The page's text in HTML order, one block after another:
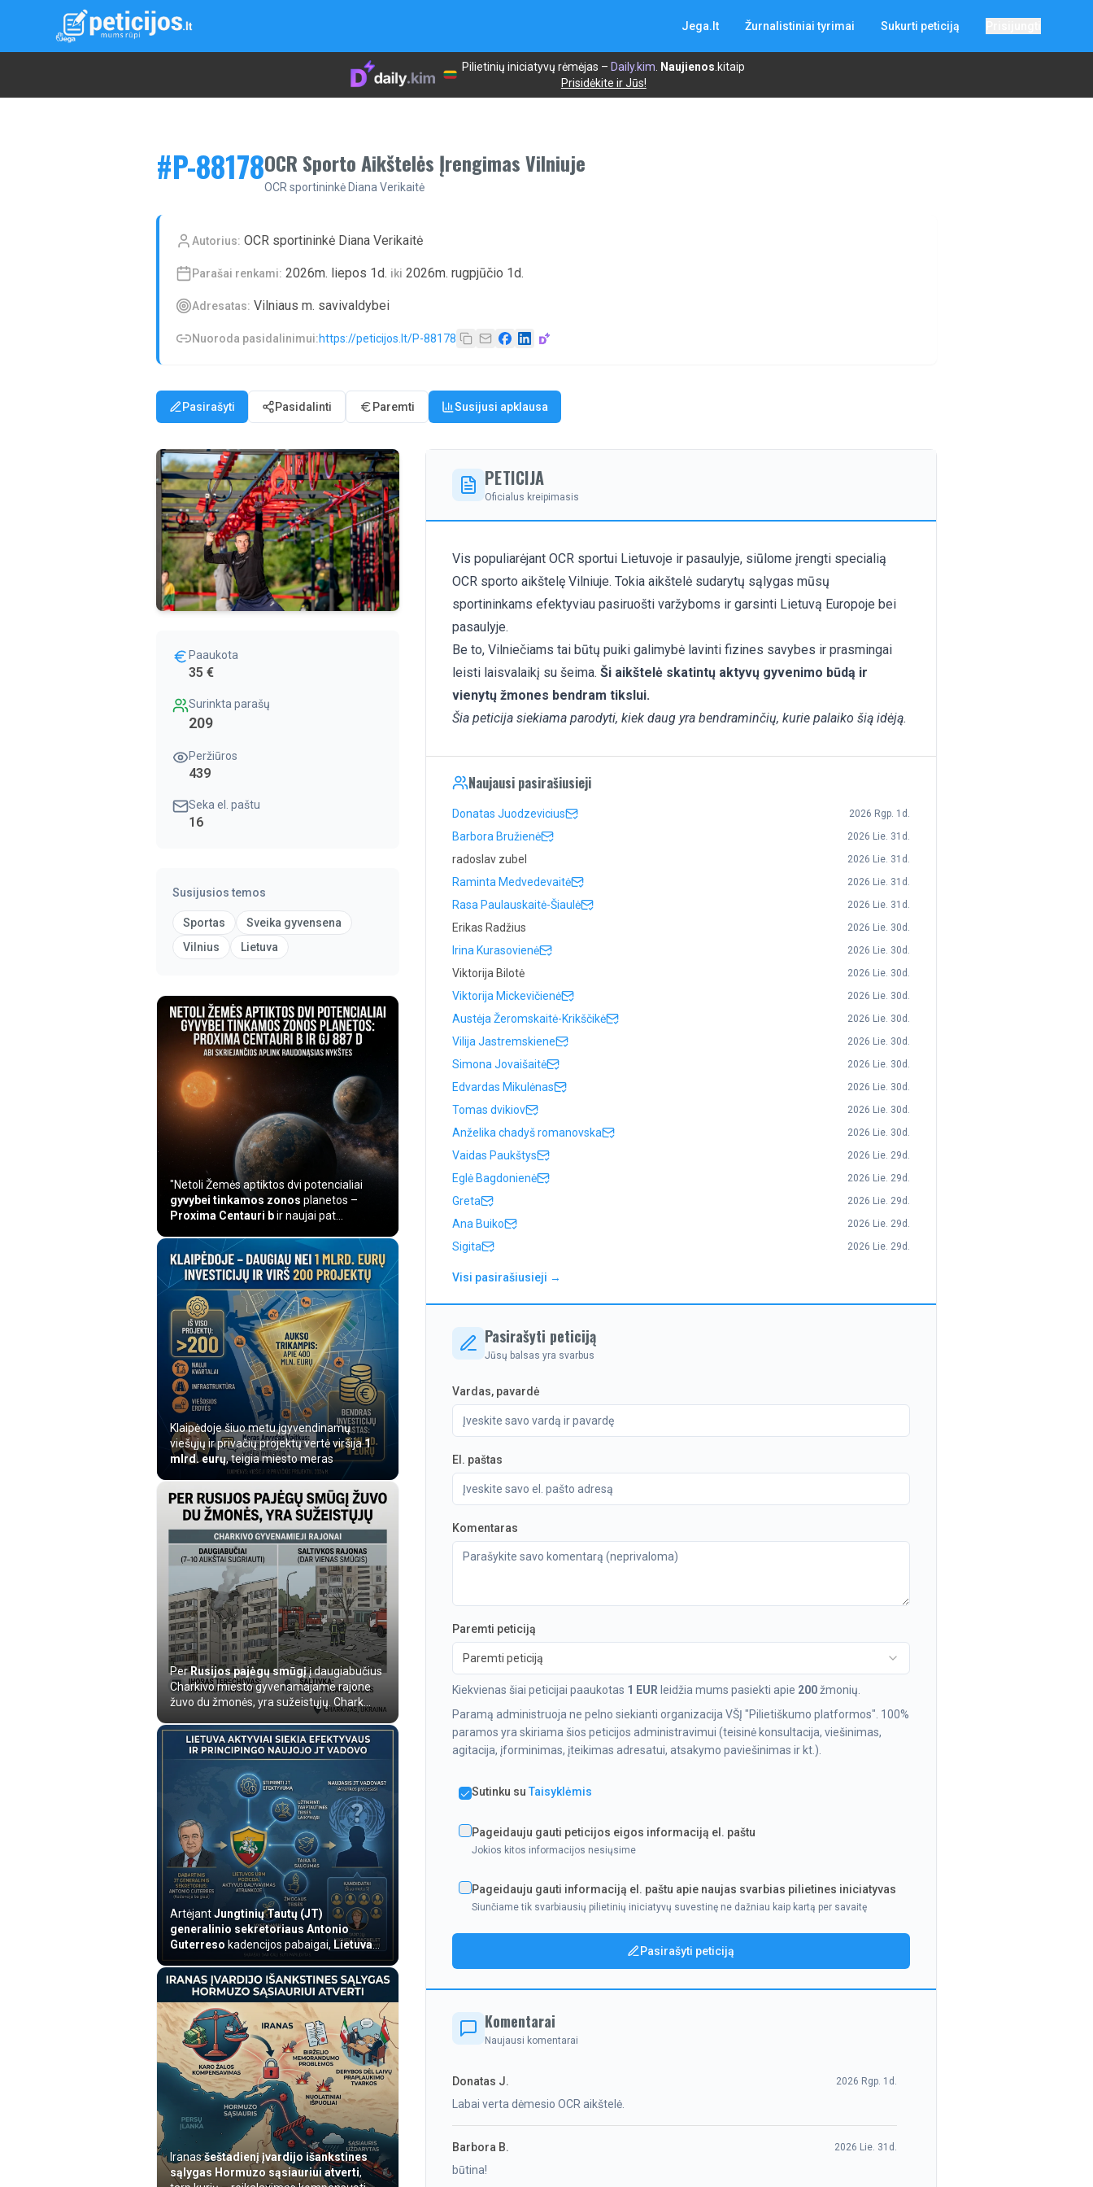
Jega.lt Žurnalistiniai tyrimai Sukurti peticiją
Pilietinių iniciatyvų rėmėjas – Daily.kim Naujienos .kitaip
Prisidėkite ir Jūs!
#P-88178OCR Sporto Aikštelės Įrengimas Vilniuje
OCR sportininkė Diana Verikaitė
Autorius: OCR sportininkė Diana Verikaitė
Parašai renkami: 2026m. liepos 1d. iki 2026m. rugpjūčio 1d.
Adresatas: Vilniaus m. savivaldybei
Nuoroda pasidalinimui:https://peticijos.lt/P-88178
Pasirašyti Pasidalinti Paremti Susijusi apklausa
Paaukota
35 €
Surinkta parašų
209
Peržiūros
439
Seka el. paštu
16
Susijusios temos
Sportas
Sveika gyvensena
Vilnius
Lietuva
"Netoli Žemės aptiktos dvi potencialiai
gyvybei tinkamos zonos planetos –
Proxima Centauri bir naujai pat...
Klaipėdoje šiuo metu įgyvendinamų
viešųjų ir privačių projektų vertė viršija1
mlrd. eurų, teigia miesto meras
PerRusijos pajėgų smūgįį daugiabučius
Charkivo miesto gyvenamajame rajone
žuvo du žmonės, yra sužeistųjų. Chark...
ArtėjantJungtinių Tautų (JT)
generalinio sekretoriaus Antonio
Guterreso kadencijos pabaigai, Lietuva
akty...
Iranasšeštadienį įvardijo išankstines
sąlygas Hormuzo sąsiauriui atverti,
PETICIJA
Oficialus kreipimasis
Vis populiarėjant OCR sportui Lietuvoje ir pasaulyje, siūlome įrengti specialią
OCR sporto aikštelę Vilniuje. Tokia aikštelė sudarytų sąlygas mūsų
sportininkams efektyviau pasiruošti varžyboms ir garsinti Lietuvą Europoje bei
pasaulyje.
Be to, Vilniečiams tai būtų puiki galimybė lavinti fizines savybes ir prasmingai
leisti laisvalaikį su šeima. Ši aikštelė skatintų aktyvų gyvenimo būdą ir
vienytų žmones bendram tikslui.
Šia peticija siekiama parodyti, kiek daug yra bendraminčių, kurie palaiko šią idėją.
Naujausi pasirašiusieji
Donatas Juodzevicius 2026 Rgp. 1d.
Barbora Bružienė 2026 Lie. 31d.
radoslav zubel 2026 Lie. 31d.
Raminta Medvedevaitė 2026 Lie. 31d.
Rasa Paulauskaitė-Šiaulė 2026 Lie. 31d.
Erikas Radžius 2026 Lie. 30d.
Irina Kurasovienė 2026 Lie. 30d.
Viktorija Bilotė 2026 Lie. 30d.
Viktorija Mickevičienė 2026 Lie. 30d.
Austėja Žeromskaitė-Krikščikė 2026 Lie. 30d.
Vilija Jastremskiene 2026 Lie. 30d.
Simona Jovaišaitė 2026 Lie. 30d.
Edvardas Mikulėnas 2026 Lie. 30d.
Tomas dvikiov 2026 Lie. 30d.
Anželika chadyš romanovska 2026 Lie. 30d.
Vaidas Paukštys 2026 Lie. 29d.
Eglė Bagdonienė 2026 Lie. 29d.
Greta 2026 Lie. 29d.
Ana Buiko 2026 Lie. 29d.
Sigita 2026 Lie. 29d.
Visi pasirašiusieji →
Pasirašyti peticiją
Jūsų balsas yra svarbus
Vardas, pavardė
El. paštas
Komentaras
Paremti peticiją
Paremti peticiją
Kiekvienas šiai peticijai paaukotas 1 EUR leidžia mums pasiekti apie 200žmonių.
Paramą administruoja ne pelno siekianti organizacija VŠĮ "Pilietiškumo platformos". 100%
paramos yra skiriama šios peticijos administravimui (teisinė konsultacija, viešinimas,
agitacija, įforminimas, įteikimas adresatui, atsakymo paviešinimas ir kt.).
Sutinku su Taisyklėmis
Pageidauju gauti peticijos eigos informaciją el. paštu
Jokios kitos informacijos nesiųsime
Pageidauju gauti informaciją el. paštu apie naujas svarbias pilietines iniciatyvas
Siunčiame tik svarbiausių pilietinių iniciatyvų suvestinę ne dažniau kaip kartą per savaitę
Pasirašyti peticiją
Komentarai
Naujausi komentarai
Donatas J. 2026 Rgp. 1d.
Labai verta dėmesio OCR aikštelė.
Barbora B. 2026 Lie. 31d.
būtina!